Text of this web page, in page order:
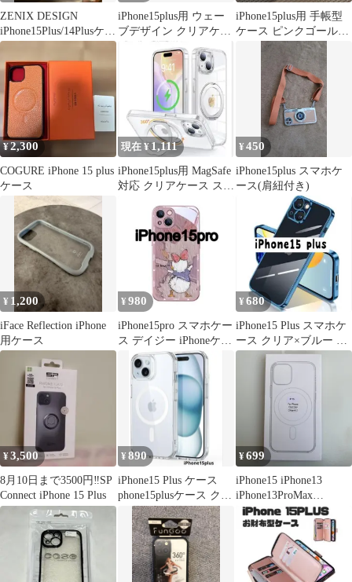
ZENIX DESIGN
iPhone15Plus/14Plusケー
ス
iPhone15plus用 ウェー
ブデザイン クリアケー
iPhone15plus用 手帳型
ケース ピンクゴールド
財布一体型
¥2,300
COGURE iPhone 15 plus
ケース
現在 ¥ 1,111
iPhone15plus用 MagSafe
対応 クリアケース スタ
¥450
iPhone15plus スマホケ
ース(肩紐付き)
¥ 1,200
iFace Reflection iPhone
用ケース
¥ 980
iPhone15pro スマホケー
ス デイジー iPhoneケー
ス ディズニー
¥ 680
iPhone15 Plus スマホケ
ース クリア×ブルー ワ
イヤレス充電 カバー
¥3,500
8月10日まで3500円‼️SP
Connect iPhone 15 Plus
¥890
iPhone15 Plus ケース
phone15plusケース クリ
ア 6.7
¥699
iPhone15 iPhone13
iPhone13ProMax
iPhone13Pro
iPhone12mini
iPhone13mini
iPhone15Plus Magsafe 対
応 クリアケース マグセ